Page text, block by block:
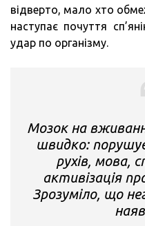
відверто, мало хто
наступає почуття
удар по організму.
Мозок на
швидко:
рухів, мова,
активізація
Зрозуміло, що